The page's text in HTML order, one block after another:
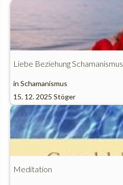
Liebe Beziehung Schamanismus
in Schamanismus
15. 12. 2025 Stöger
Meditation